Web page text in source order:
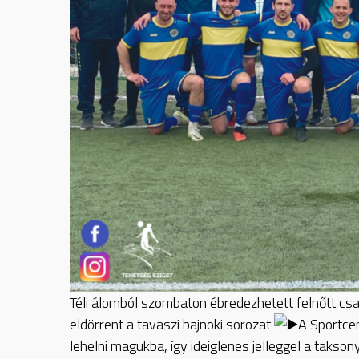
Téli álomból szombaton ébredezhetett felnőtt
eldörrent a tavaszi bajnoki sorozat
A
lehelni magukba, így ideiglenes jelleggel a